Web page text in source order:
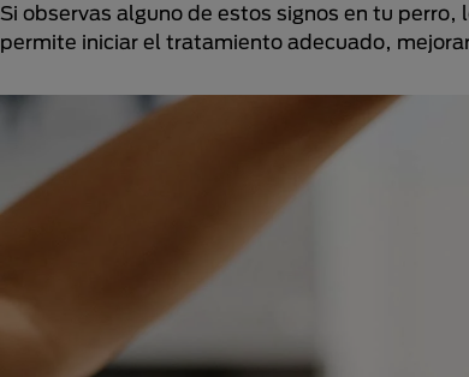
Si observas alguno de estos signos en tu perro,
permite iniciar el tratamiento adecuado,